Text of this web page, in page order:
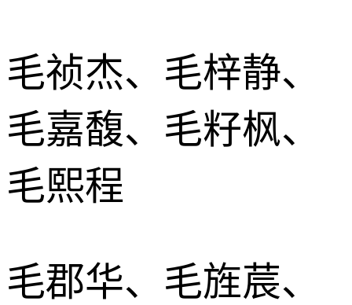
毛祯杰、毛梓静、
毛嘉馥、毛籽枫、
毛熙程
毛郡华、毛旌莀、